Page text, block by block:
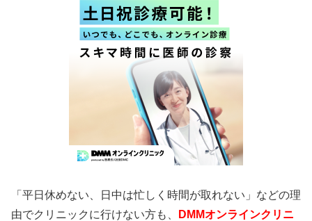
「平日休めない、日中は忙しく時間が取れない」などの理
由でクリニックに行けない方も、
DMMオンラインクリニ